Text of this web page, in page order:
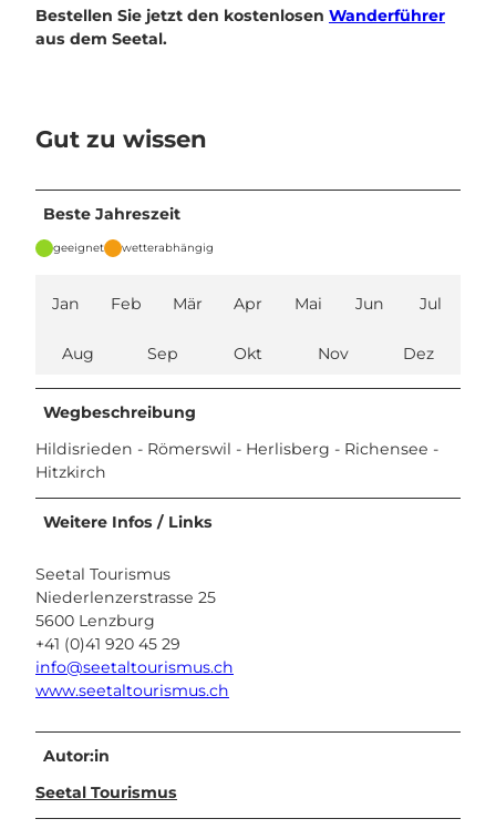
Bestellen Sie jetzt den kostenlosen Wanderführer
aus dem Seetal.
Gut zu wissen
Beste Jahreszeit
geeignet wetterabhängig
Jan Feb Mär Apr Mai Jun Jul
Aug Sep Okt Nov Dez
Wegbeschreibung
Hildisrieden - Römerswil - Herlisberg - Richensee -
Hitzkirch
Weitere Infos / Links
Seetal Tourismus
Niederlenzerstrasse 25
5600 Lenzburg
+41 (0)41 920 45 29
info@seetaltourismus.ch
www.seetaltourismus.ch
Autor:in
Seetal Tourismus